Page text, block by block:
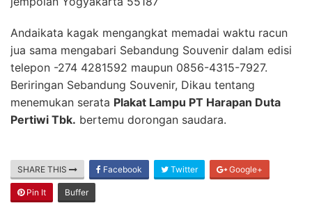
Andaikata kagak mengangkat memadai waktu racun
jua sama mengabari Sebandung Souvenir dalam edisi
telepon -274 4281592 maupun 0856-4315-7927.
Beriringan Sebandung Souvenir, Dikau tentang
menemukan serata Plakat Lampu PT Harapan Duta
Pertiwi Tbk. bertemu dorongan saudara.
SHARE THIS Facebook Twitter Google+
Pin It Buffer